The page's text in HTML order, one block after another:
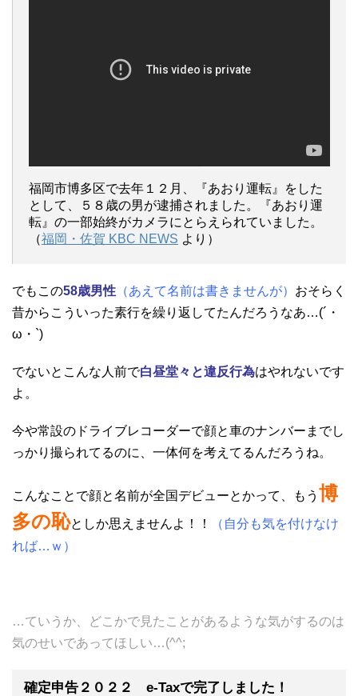
福岡市博多区で去年１２月、『あおり運転』をした
として、５８歳の男が逮捕されました。『あおり運
転』の一部始終がカメラにとらえられていました。
（福岡・佐賀 KBC NEWS より）
でもこの58歳男性 （あえて名前は書きませんが） おそらく
昔からこういった素行を繰り返してたんだろうなあ…(´・
ω・`)
でないとこんな人前で白昼堂々と違反行為はやれないです
よ。
今や常設のドライブレコーダーで顔と車のナンバーまでし
っかり撮られてるのに、一体何を考えてるんだろうね。
こんなことで顔と名前が全国デビューとかって、もう 博
多の恥としか思えませんよ！！
（自分も気を付けなけ
れば…ｗ）
…ていうか、どこかで見たことがあるような気がするのは
気のせいであってほしい…(^^;
確定申告２０２２ e-Taxで完了しました！